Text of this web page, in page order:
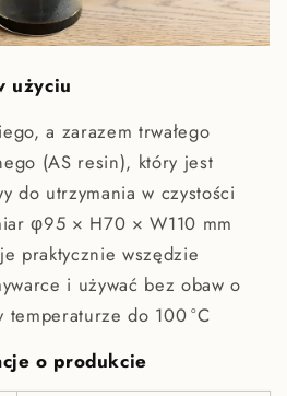
użyciu
a zarazem trwałego
(AS resin), który jest
do utrzymania w czystości
φ95 × H70 × W110 mm
praktycznie wszędzie
i używać bez obaw o
temperaturze do 100 °C
o produkcie